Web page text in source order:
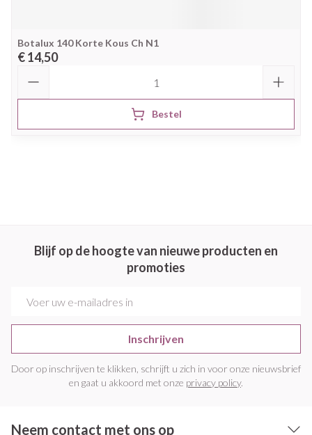
Botalux 140 Korte Kous Ch N1
€ 14,50
Bestel
Blijf op de hoogte van nieuwe producten en
promoties
Inschrijven
Door op inschrijven te klikken, schrijft u zich in voor onze nieuwsbrief
en gaat u akkoord met onze privacy policy.
Neem contact met ons op